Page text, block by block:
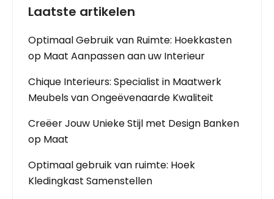
Laatste artikelen
Optimaal Gebruik van Ruimte: Hoekkasten
op Maat Aanpassen aan uw Interieur
Chique Interieurs: Specialist in Maatwerk
Meubels van Ongeëvenaarde Kwaliteit
Creëer Jouw Unieke Stijl met Design Banken
op Maat
Optimaal gebruik van ruimte: Hoek
Kledingkast Samenstellen